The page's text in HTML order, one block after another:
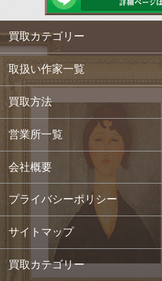
買取カテゴリー
取扱い作家一覧
買取方法
営業所一覧
会社概要
プライバシーポリシー
サイトマップ
買取カテゴリー